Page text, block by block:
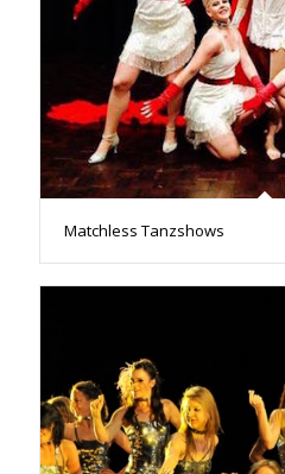
Matchless Tanzshows